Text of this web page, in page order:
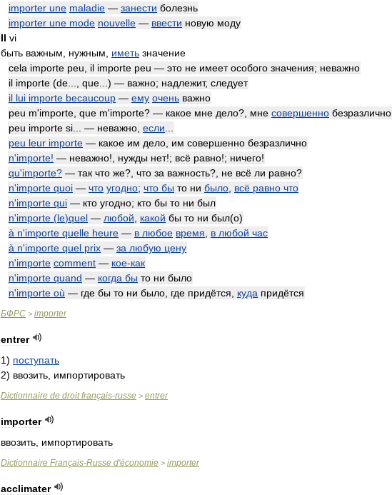
importer une maladie — занести болезнь
importer une mode nouvelle — ввести новую моду
II vi
быть важным нужным иметь значение
cela importe peu il importe peu — это не имеет особого значения; неважно
il importe (de que ...) — важно; надлежит, следует
il lui importe becaucoup — ему очень важно
peu m'importe que m'importe? — какое мне дело?, мне совершенно безразлично
peu importe si ... — неважно если
peu leur importe — какое им дело им совершенно безразлично
n'importe! — неважно!, нужды нет!; всё равно!; ничего!
qu'importe? — так что же?, что за важность?, не всё ли равно?
n'importe quoi — что угодно; что бы то ни было всё равно что
n'importe qui — кто угодно; кто бы то ни был
n'importe (le)quel — любой какой бы то ни был(о)
à n'importe quelle heure — в любое время в любой час
à n'importe quel prix — за любую цену
n'importe comment — кое-как
n'importe quand — когда бы то ни было
n'importe où — где бы то ни было где придётся куда придётся
БФРС > importer
entrer
1) поступать
2) ввозить импортировать
Dictionnaire de droit français-russe > entrer
importer
ввозить импортировать
Dictionnaire Français-Russe d'économie > importer
acclimater